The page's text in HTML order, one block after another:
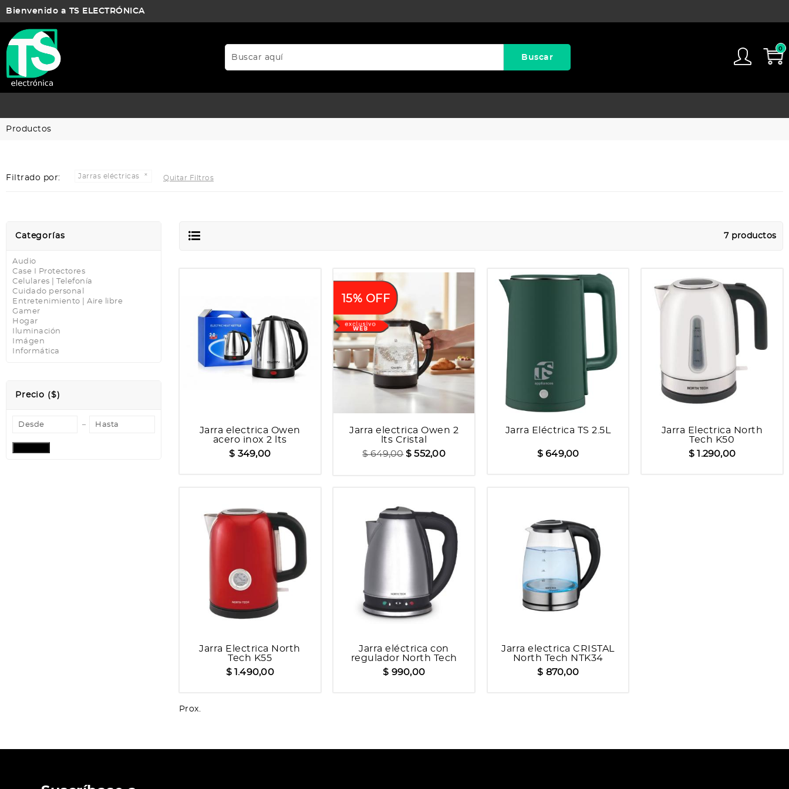
Bienvenido a TS ELECTRÓNICA
Buscar
0
Productos
Filtrado por: Jarras eléctricas Quitar Filtros
Categorías
Audio
Case I Protectores
Celulares | Telefonía
Cuidado personal
Entretenimiento | Aire libre
Gamer
Hogar
Iluminación
Imágen
Informática
Precio ($)
7 productos
Jarra electrica Owen
acero inox 2 lts
$ 349,00
15% OFF
Jarra electrica Owen 2
lts Cristal
$ 649,00 $ 552,00
Jarra Eléctrica TS 2.5L
$ 649,00
Jarra Electrica North
Tech K50
$ 1.290,00
Jarra Electrica North
Tech K55
$ 1.490,00
Jarra eléctrica con
regulador North Tech
NTK32
$ 990,00
Jarra electrica CRISTAL
North Tech NTK34
$ 870,00
Prox.